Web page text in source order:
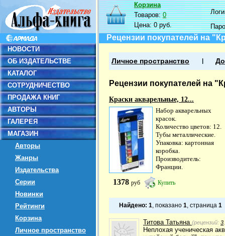
НОВОСТИ
ОБ ИЗДАТЕЛЬСТВЕ
КАТАЛОГ
СОТРУДНИЧЕСТВО
ПРОДАЖА КНИГ
АВТОРЫ
ГАЛЕРЕЯ
МАГАЗИН
Авторы
Жанры
Издательства
Серии
Новинки
Рейтинги
Корзина
Личное пространство
Корзина
Товаров:0
Цена:0 руб.
Рецензии покупателей на
Личное пространство
Рецензии покупателей на
Краски акварельные, 12...
Набор акварельных
красок.
Количество цветов: 12.
Тубы металлические.
Упаковка: картонная
коробка.
Производитель:
Франции.
1378 руб Купить
Найдено: 1, показано 1, страница 1
Титова Татьяна (рецензий: 3
Неплохая ученическая